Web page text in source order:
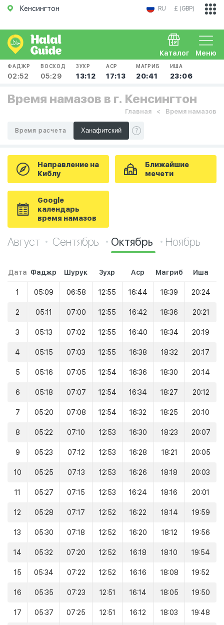
Кенсингтон RU £ (GBP)
Меню
Каталог
ФАДЖР
02:52
ВОСХОД
05:29
ЗУХР
13:12
АСР
17:13
МАГРИБ
20:41
ИША
23:06
Время намазов в г. Кенсингтон
Главная Время намазов
Время расчета
Направление на
Киблу
Ближайшие
мечети
Google
календарь
время намазов
Август Сентябрь Октябрь Ноябрь
Дата Фаджр Шурук Зухр Аср Магриб Иша
1 05:09 06:58 12:55 16:44 18:39 20:24
2 05:11 07:00 12:55 16:42 18:36 20:21
3 05:13 07:02 12:55 16:40 18:34 20:19
4 05:15 07:03 12:55 16:38 18:32 20:17
5 05:16 07:05 12:54 16:36 18:30 20:14
6 05:18 07:07 12:54 16:34 18:27 20:12
7 05:20 07:08 12:54 16:32 18:25 20:10
8 05:22 07:10 12:53 16:30 18:23 20:07
9 05:23 07:12 12:53 16:28 18:21 20:05
10 05:25 07:13 12:53 16:26 18:18 20:03
11 05:27 07:15 12:53 16:24 18:16 20:01
12 05:28 07:17 12:52 16:22 18:14 19:59
13 05:30 07:18 12:52 16:20 18:12 19:56
14 05:32 07:20 12:52 16:18 18:10 19:54
15 05:34 07:22 12:52 16:16 18:08 19:52
16 05:35 07:23 12:51 16:14 18:05 19:50
17 05:37 07:25 12:51 16:12 18:03 19:48